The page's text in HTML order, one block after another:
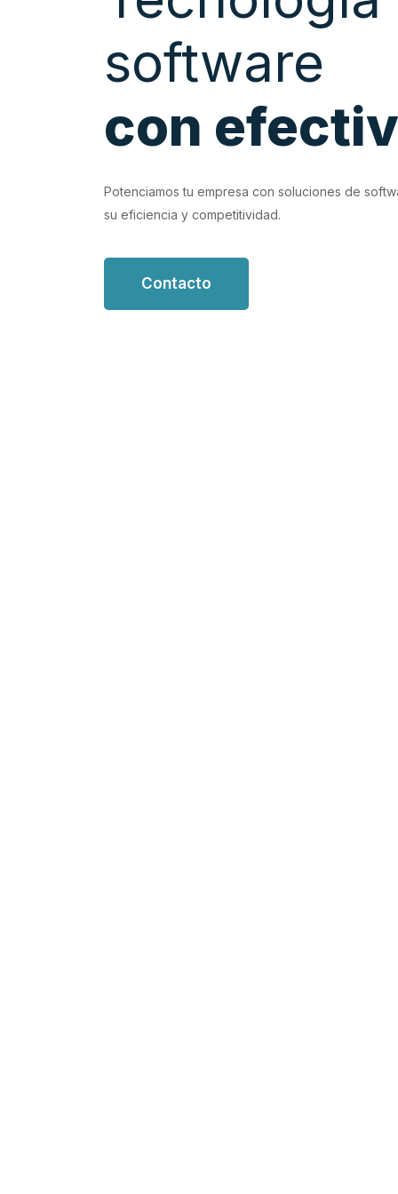
software
con
Potenciamos tu empresa con soluciones de
su eficiencia y competitividad.
Contacto
que